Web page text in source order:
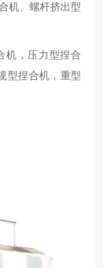
机、螺杆挤出型
机，压力型捏合
型捏合机，重型